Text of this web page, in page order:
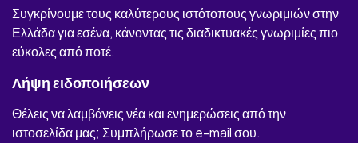
ΆτακτοΦλερτ
Erodate
Tender Mums
Asvgoume
Συγκρίνουμε τους καλύτερους ιστότοπους γνωριμιών στην
Ελλάδα για εσένα, κάνοντας τις διαδικτυακές γνωριμίες πιο
εύκολες από ποτέ.
Λήψη ειδοποιήσεων
Θέλεις να λαμβάνεις νέα και ενημερώσεις από την
ιστοσελίδα μας; Συμπλήρωσε το e-mail σου.